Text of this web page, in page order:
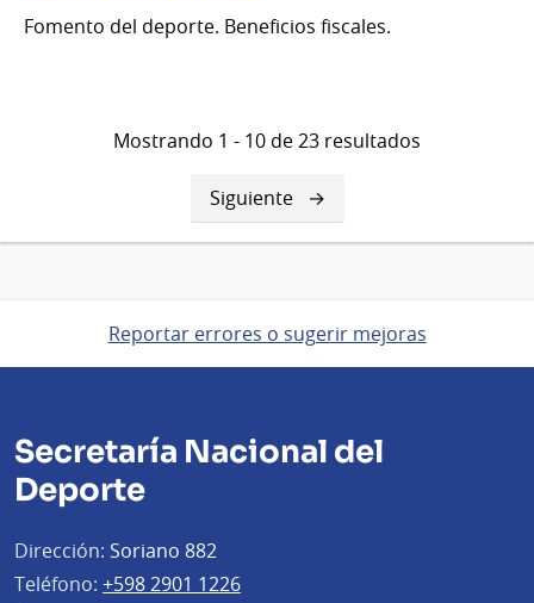
Fomento del deporte. Beneficios fiscales.
Mostrando 1 - 10 de 23 resultados
Siguiente
página
Siguiente
Reportar errores o sugerir mejoras
Secretaría Nacional del
Deporte
Dirección: Soriano 882
Teléfono: +598 2901 1226